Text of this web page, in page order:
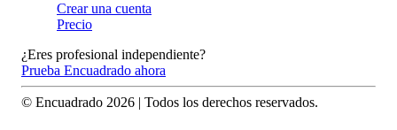
Crear una cuenta
Precio
¿Eres profesional independiente?
Prueba Encuadrado ahora
© Encuadrado 2026 | Todos los derechos reservados.